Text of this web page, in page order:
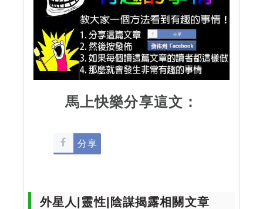
馬上快樂分享這文：
分享
外星人|靈性|陰謀揭露相關文章